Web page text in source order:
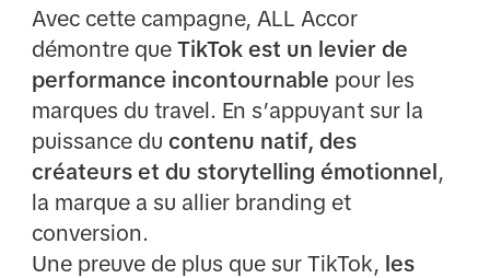
Avec cette campagne, ALL Accor
démontre que TikTok est un levier de
performance incontournable pour les
marques du travel. En s’appuyant sur la
puissance du contenu natif, des
créateurs et du storytelling émotionnel ,
la marque a su allier branding et
conversion.
Une preuve de plus que sur TikTok, les